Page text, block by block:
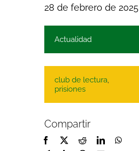
28 de febrero de 2025
Actualidad
club de lectura,
prisiones
Compartir